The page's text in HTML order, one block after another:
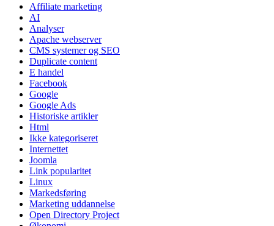
Affiliate marketing
AI
Analyser
Apache webserver
CMS systemer og SEO
Duplicate content
E handel
Facebook
Google
Google Ads
Historiske artikler
Html
Ikke kategoriseret
Internettet
Joomla
Link popularitet
Linux
Markedsføring
Marketing uddannelse
Open Directory Project